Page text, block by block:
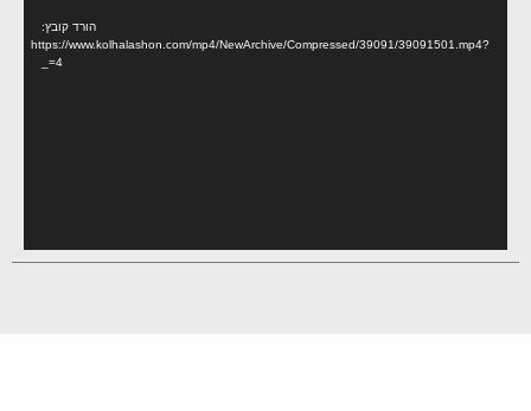
הורד קובץ:
https://www.kolhalashon.com/mp4/NewArchive/Compressed/39091/39091501.mp4?
_=4